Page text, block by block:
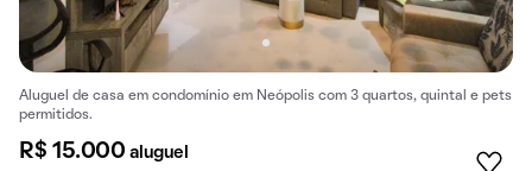
Aluguel de casa em condomínio em Neópolis com 3 quartos, quintal e pets
permitidos.
R$ 15.000aluguel